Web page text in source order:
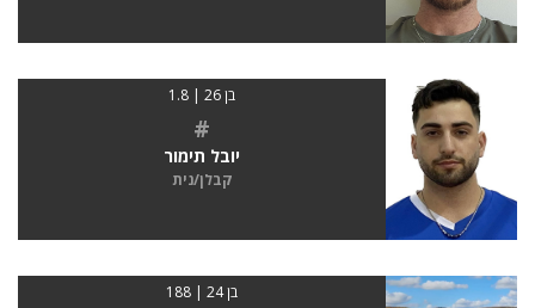
בן 26 | 1.8
#
יובל תימור
קבלן/נית
בן 24 | 188